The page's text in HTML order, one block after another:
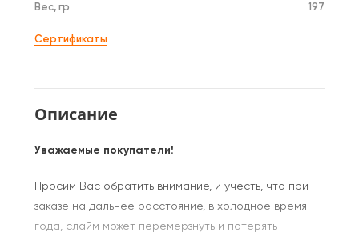
Вес, гр 197
Сертификаты
Описание
Уважаемые покупатели!
Просим Вас обратить внимание, и учесть, что при
заказе на дальнее расстояние, в холодное время
года, слайм может перемерзнуть и потерять